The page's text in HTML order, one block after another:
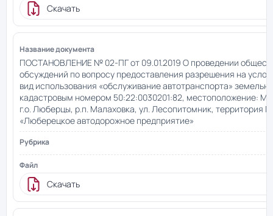
Скачать
ПОСТАНОВЛЕНИЕ № 02-ПГ от 09.01.2019 О проведении
обсуждений по вопросу предоставления разрешения на
вид использования «обслуживание автотранспорта»
кадастровым номером 50:22:0030201:82, местоположение:
г.о. Люберцы, р.п. Малаховка, ул. Лесопитомник, территория
«Люберецкое автодорожное предприятие»
Скачать